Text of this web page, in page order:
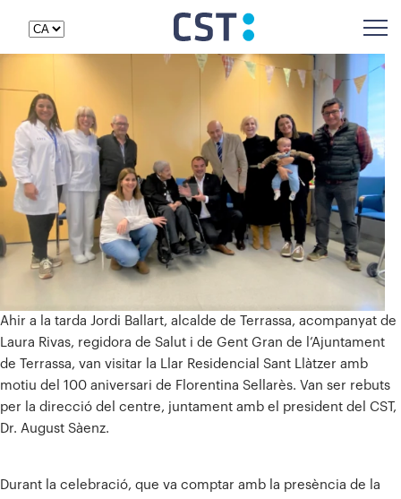
Ahir a la tarda Jordi Ballart, alcalde de Terrassa, acompanyat de
Laura Rivas, regidora de Salut i de Gent Gran de l’Ajuntament
de Terrassa, van visitar la Llar Residencial Sant Llàtzer amb
motiu del 100 aniversari de Florentina Sellarès. Van ser rebuts
per la direcció del centre, juntament amb el president del CST,
Dr. August Sàenz.
Durant la celebració, que va comptar amb la presència de la